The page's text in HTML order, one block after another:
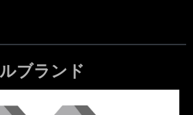
ブランド